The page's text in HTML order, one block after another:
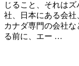
じること、それは
社、日本にある会社
カナダ専門の会社
る前に、エー …